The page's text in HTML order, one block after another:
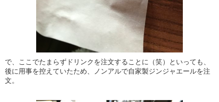
で、ここでたまらずドリンクを注文することに（笑）といっても、
後に用事を控えていたため、ノンアルで自家製ジンジャエールを注
文。